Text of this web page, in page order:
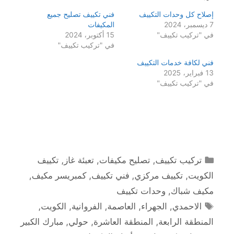
إصلاح كل وحدات التكييف
7 ديسمبر، 2024
في "تركيب تكييف"
فني تكييف تصليح جميع
المكيفات
15 أكتوبر، 2024
في "تركيب تكييف"
فني لكافة خدمات التكييف
13 فبراير، 2025
في "تركيب تكييف"
التصنيفات
تركيب تكييف,تصليح مكيفات,تعبئة غاز ,تكييف
الكويت, تكييف مركزي, فني تكييف, كمبريسر مكيف,
مكيف شباك, وحدات تكييف
الوسوم
الاحمدي, الجهراء, العاصمة, الفروانية, الكويت,
المنطقة الرابعة, المنطقة العاشرة, حولي, مبارك الكبير